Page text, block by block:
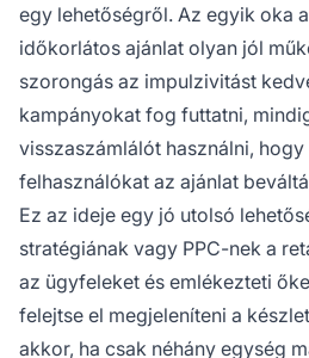
egy lehetőségről. Az egyik oka
időkorlátos ajánlat olyan jól
szorongás az impulzivitást
kampányokat fog futtatni,
visszaszámlálót használni, hogy
felhasználókat az ajánlat
Ez az ideje egy jó utolsó
stratégiának vagy PPC-nek a
az ügyfeleket és emlékezteti
felejtse el megjeleníteni a
akkor, ha csak néhány egység